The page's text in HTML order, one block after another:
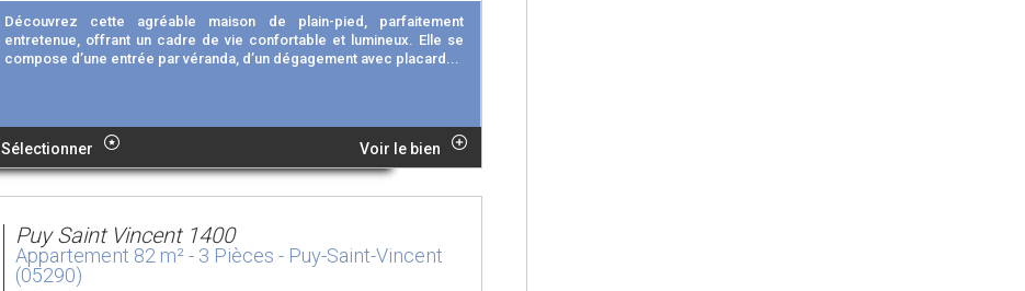
Découvrez cette agréable maison de plain-pied, parfaitement
entretenue, offrant un cadre de vie confortable et lumineux. Elle se
compose d’une entrée par véranda, d’un dégagement avec placard...
Sélectionner Voir le bien
Puy Saint Vincent 1400
Appartement 82 m² - 3 Pièces - Puy-Saint-Vincent
(05290)